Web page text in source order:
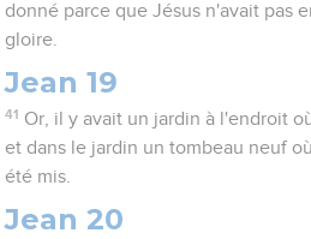
donné parce que Jésus n'avait pas
gloire.
Jean 19
41 Or, il y avait un jardin à l'endroit
et dans le jardin un tombeau neuf
été mis.
Jean 20